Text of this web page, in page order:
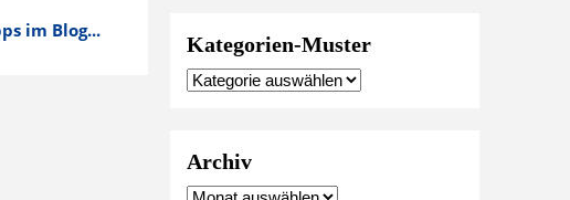
im Blog...
Kategorien-Muster
Archiv